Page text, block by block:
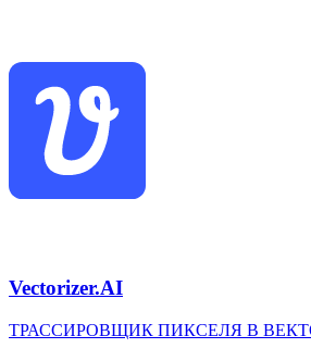
Vectorizer.AI
ТРАССИРОВЩИК ПИКСЕЛЯ В